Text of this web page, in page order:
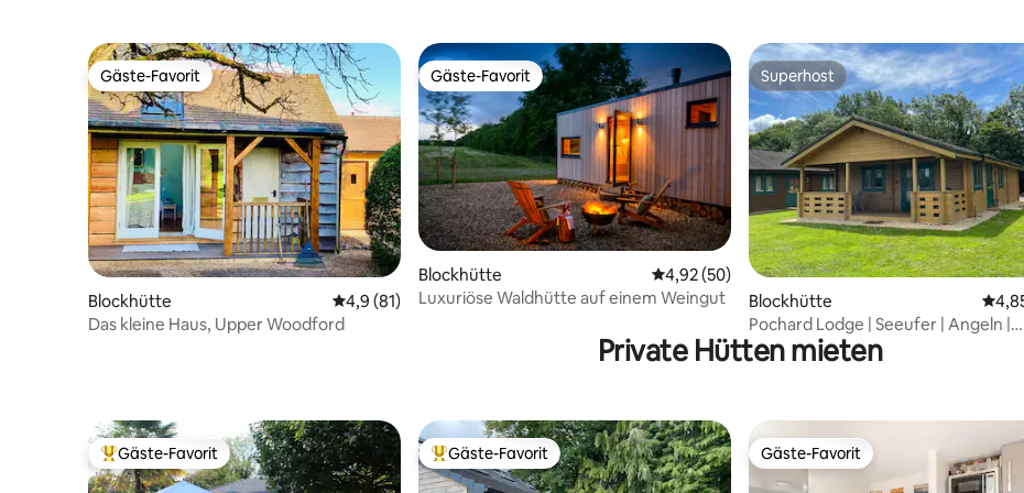
Gäste-Favorit
Gäste-Favorit
Blockhütte Durchschnittliche Bewertung: 4,9 von 5, 81 Bewertungen
4,9 (81)
Das kleine Haus, Upper Woodford
Gäste-Favorit
Gäste-Favorit
Blockhütte Durchschnittliche Bewertung: 4,92 von 5, 50
4,92 (50)
Luxuriöse Waldhütte auf einem Weingut
Superhost
Superhost
Blockhütte
Pochard Lodge | Seeufer | Angeln |
Parken
Private Hütten mieten
Beliebter Gäste-Favorit.
Gäste-Favorit Beliebter Gäste-Favorit.
Gäste-Favorit Gäste-Favorit
Gäste-Favorit